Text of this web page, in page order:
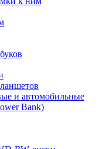
и автомобильные
Bank)